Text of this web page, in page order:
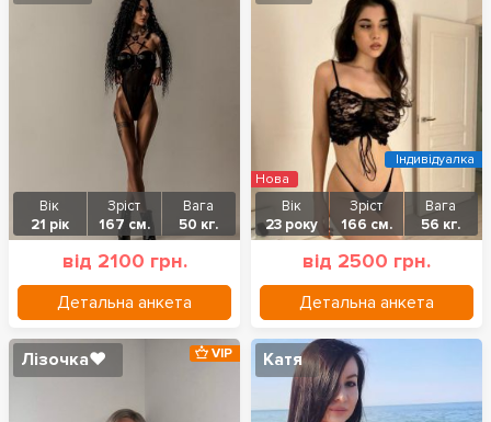
Вік
21 рік
Зріст
167 см.
Вага
50 кг.
від 2100 грн.
Детальна анкета
Вік
23 року
Зріст
166 см.
Вага
56 кг.
від 2500 грн.
Детальна анкета
Нова
Індивідуалка
Лізочка❤️ VIP Катя